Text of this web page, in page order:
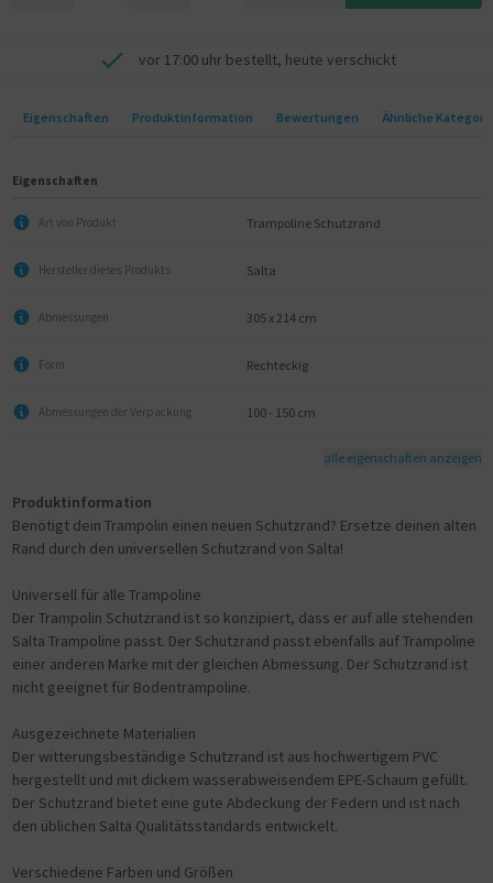
vor 17:00 uhr bestellt, heute verschickt
Eigenschaften Produktinformation Bewertungen Ähnliche
Eigenschaften
Art von Produkt Trampoline Schutzrand
Hersteller dieses Produkts Salta
Abmessungen 305 x 214 cm
Form Rechteckig
Abmessungen der Verpackung 100 - 150 cm
alle eigenschaften anzeigen
Produktinformation
Benötigt dein Trampolin einen neuen Schutzrand? Ersetze deinen alten
Rand durch den universellen Schutzrand von Salta!
Universell für alle Trampoline
Der Trampolin Schutzrand ist so konzipiert, dass er auf alle stehenden
Salta Trampoline passt. Der Schutzrand passt ebenfalls auf Trampoline
einer anderen Marke mit der gleichen Abmessung. Der Schutzrand ist
nicht geeignet für Bodentrampoline.
Ausgezeichnete Materialien
Der witterungsbeständige Schutzrand ist aus hochwertigem PVC
hergestellt und mit dickem wasserabweisendem EPE-Schaum gefüllt.
Der Schutzrand bietet eine gute Abdeckung der Federn und ist nach
den üblichen Salta Qualitätsstandards entwickelt.
Verschiedene Farben und Größen